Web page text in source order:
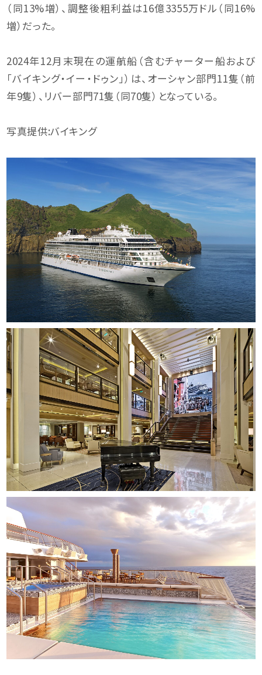
（同13%増）、調整後粗利益は16億3355万ドル（同16%
増）だった。
2024年12月末現在の運航船（含むチャーター船および
「バイキング・イー・ドゥン」）は、オーシャン部門11隻（前
年9隻）、リバー部門71隻（同70隻）となっている。
写真提供:バイキング